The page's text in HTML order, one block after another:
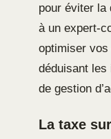
pour éviter la
à un expert-
optimiser vos
déduisant les
de gestion
La taxe